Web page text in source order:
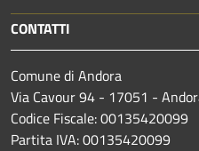
CONTATTI
Comune di Andora
Via Cavour 94 - 17051 -
Codice Fiscale: 00135420099
Partita IVA: 00135420099